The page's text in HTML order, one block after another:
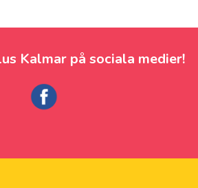
Kalmar på sociala medier!